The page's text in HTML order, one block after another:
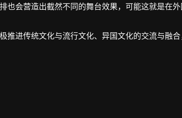
也会营造出截然不同的舞台效果，可能这就是在
推进传统文化与流行文化、异国文化的交流与融